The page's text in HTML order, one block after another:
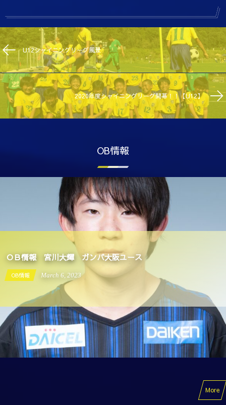
U12シャイニングリーグ風景
2020年度シャイニングリーグ開幕！！【U12】
OB情報
Ｂ情報 宮川大輝 ガンバ大阪ユース
OB情報 March 6, 2023
More